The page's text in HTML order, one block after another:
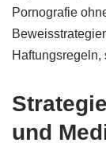
Pornografie
und